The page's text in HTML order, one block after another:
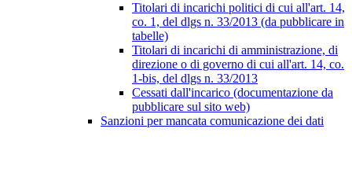
Titolari di incarichi politici di cui all'art. 14,
co. 1, del dlgs n. 33/2013 (da pubblicare in
tabelle)
Titolari di incarichi di amministrazione, di
direzione o di governo di cui all'art. 14, co.
1-bis, del dlgs n. 33/2013
Cessati dall'incarico (documentazione da
pubblicare sul sito web)
Sanzioni per mancata comunicazione dei dati